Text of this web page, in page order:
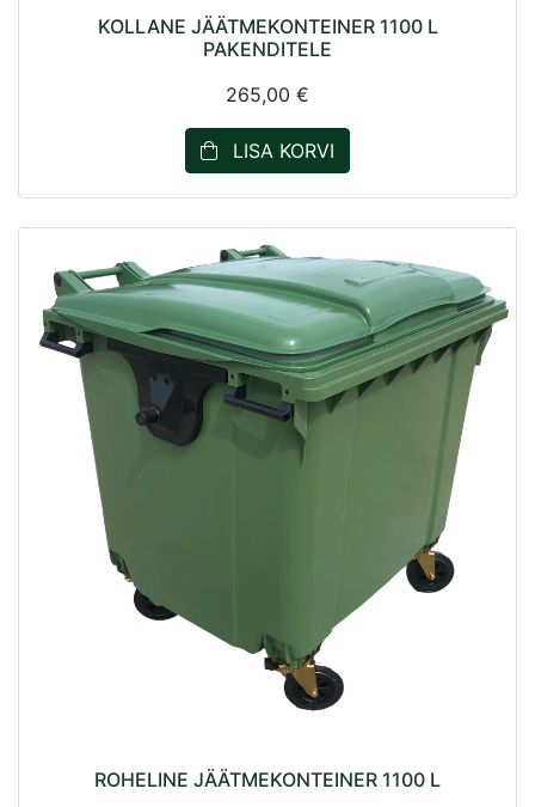
KOLLANE JÄÄTMEKONTEINER 1100 L
PAKENDITELE
265,00 €
LISA KORVI
ROHELINE JÄÄTMEKONTEINER 1100 L